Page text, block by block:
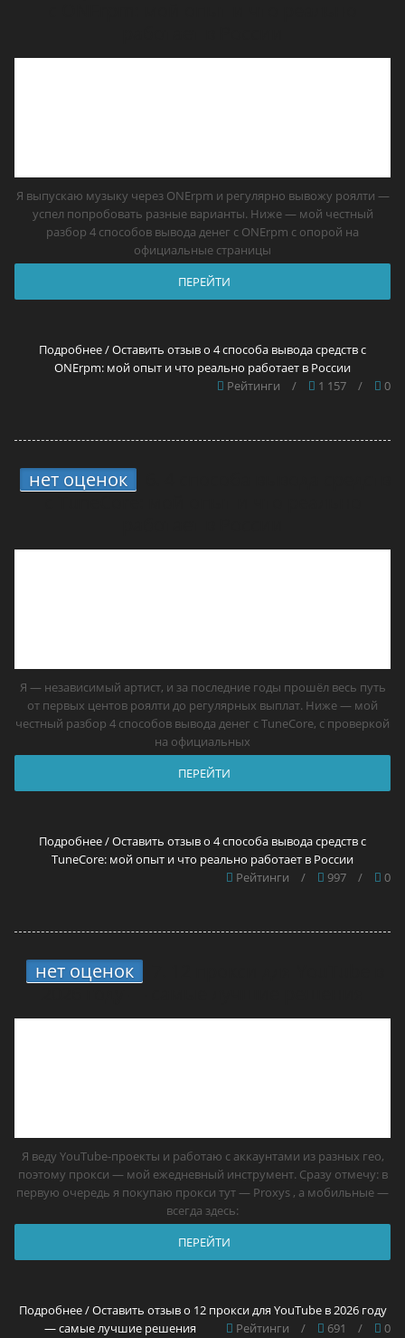
Я выпускаю музыку через ONErpm и регулярно вывожу роялти —
успел попробовать разные варианты. Ниже — мой честный
разбор 4 способов вывода денег с ONErpm с опорой на
официальные страницы
ПЕРЕЙТИ
Подробнее / Оставить отзыв о 4 способа вывода средств с
ONErpm: мой опыт и что реально работает в России
Рейтинги
/ 1 157 / 0
нет оценок
Я — независимый артист, и за последние годы прошёл весь путь
от первых центов роялти до регулярных выплат. Ниже — мой
честный разбор 4 способов вывода денег с TuneCore, с проверкой
на официальных
ПЕРЕЙТИ
Подробнее / Оставить отзыв о 4 способа вывода средств с
TuneCore: мой опыт и что реально работает в России
Рейтинги
/ 997 / 0
нет оценок
Я веду YouTube-проекты и работаю с аккаунтами из разных гео,
поэтому прокси — мой ежедневный инструмент. Сразу отмечу: в
первую очередь я покупаю прокси тут — Proxys , а мобильные —
всегда здесь:
ПЕРЕЙТИ
Подробнее / Оставить отзыв о 12 прокси для YouTube в 2026 году
— самые лучшие решения
Рейтинги / 691 / 0